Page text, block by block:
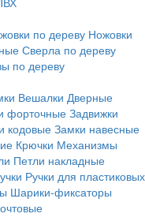
по дереву Ножовки
Сверла по дереву
по дереву
Вешалки Дверные
форточные Задвижки
кодовыеЗамки навесные
Крючки Механизмы
Петли накладные
Ручки для пластиковых
Шарики-фиксаторы